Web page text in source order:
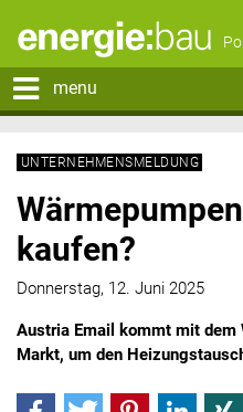
menu
UNTERNEHMENSMELDUNG
kaufen?
Donnerstag, 12. Juni 2025
Austria Email kommt mit dem
Markt, um den